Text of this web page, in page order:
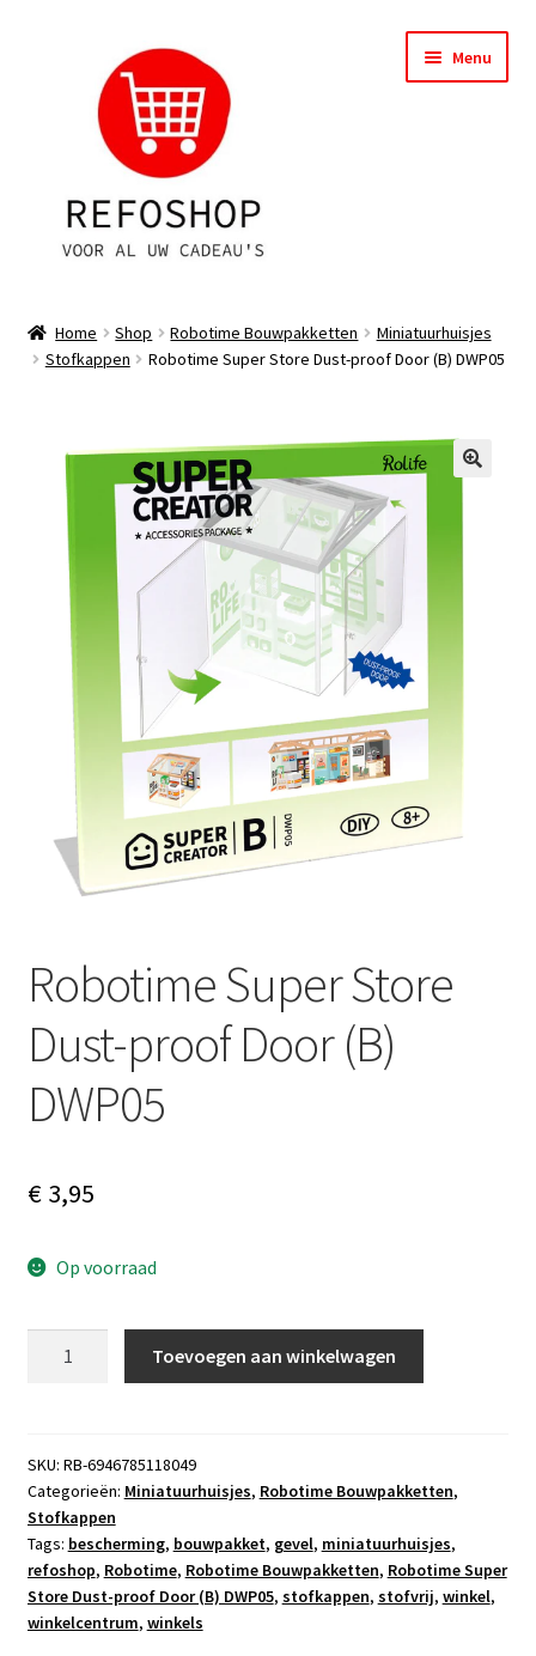
navigatie
Menu
OPRUIMING
Account
Nieuws
Klantenservice
Retour
Home Shop Robotime Bouwpakketten
Miniatuurhuisjes
Stofkappen
Robotime Super Store Dust-proof Door (B) DWP05
Robotime Super Store
Dust-proof Door (B)
DWP05
€3,95
Op voorraad
proof
Door
(B)
DWP05
aantal
Toevoegen aan winkelwagen
SKU: RB-6946785118049
Categorieën: Miniatuurhuisjes, Robotime Bouwpakketten,
Stofkappen
Tags: bescherming, bouwpakket, gevel, miniatuurhuisjes,
refoshop, Robotime, Robotime Bouwpakketten, Robotime Super
Store Dust-proof Door (B) DWP05, stofkappen, stofvrij, winkel,
winkelcentrum, winkels